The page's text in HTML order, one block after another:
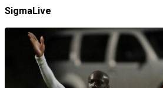
SigmaLive